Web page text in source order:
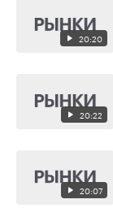
20:20
20:22
20:07